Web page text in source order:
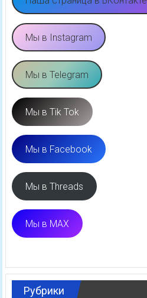
Мы в Instagram
Мы в Telegram
Мы в Tik Tok
Мы в Facebook
Мы в Threads
Мы в MAX
Рубрики